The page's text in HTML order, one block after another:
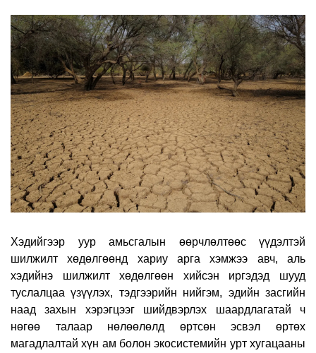
Хэдийгээр уур амьсгалын өөрчлөлтөөс үүдэлтэй
шилжилт хөдөлгөөнд хариу арга хэмжээ авч, аль
хэдийнэ шилжилт хөдөлгөөн хийсэн иргэдэд шууд
туслалцаа үзүүлэх, тэдгээрийн нийгэм, эдийн засгийн
наад захын хэрэгцээг шийдвэрлэх шаардлагатай ч
нөгөө талаар нөлөөлөлд өртсөн эсвэл өртөх
магадлалтай хүн ам болон экосистемийн урт хугацааны